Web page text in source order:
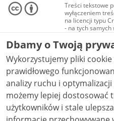
Treści tekstowe
wyłączeniem
na licencji typu
- na tych samych
Materiały
audio i wideo, są
Creative
niekomercyjne -
NC-ND 4.0), o ile
Dbamy o Twoją
Wykorzystujemy pliki
prawidłowego
analizy ruchu i optymalizacji
możemy lepiej dostosować
użytkowników i stale ulepszać nasze